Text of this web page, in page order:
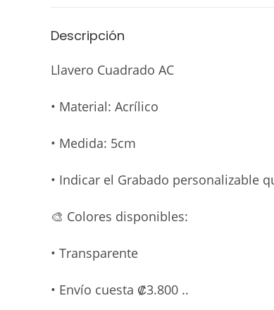
Descripción
Llavero Cuadrado AC
• Material: Acrílico
• Medida: 5cm
• Indicar el Grabado personalizable
🎨 Colores disponibles:
• Transparente
• Envío cuesta ₡3.800 ..